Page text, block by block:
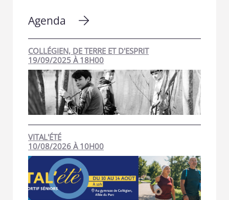
Agenda
COLLÉGIEN, DE TERRE ET D'ESPRIT
19/09/2025 À 18H00
VITAL'ÉTÉ
10/08/2026 À 10H00